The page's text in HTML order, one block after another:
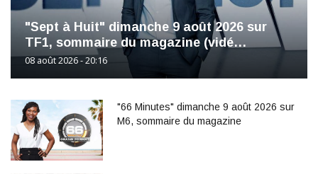
"Sept à Huit" dimanche 9 août 2026 sur
TF1, sommaire du magazine (vidé…
08 août 2026 - 20:16
"66 Minutes" dimanche 9 août 2026 sur
M6, sommaire du magazine